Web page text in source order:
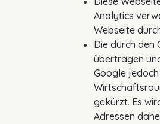
Analytics
Webseite
Die durch den
übertragen
Google
gekürzt. Es
Adressen